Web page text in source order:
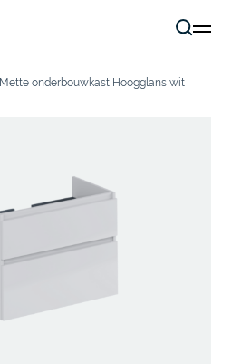
Mette onderbouwkast Hoogglans wit